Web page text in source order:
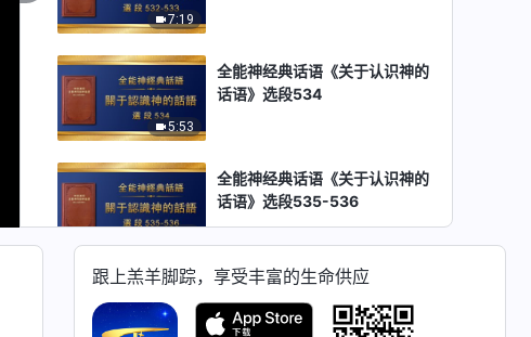
7:19
5:53
全能神经典话语《关于认识神的
话语》选段534
全能神经典话语《关于认识神的
话语》选段535-536
全能神经典话语《关于认识神的
话语》选段537
跟上羔羊脚踪，享受丰富的生命供应